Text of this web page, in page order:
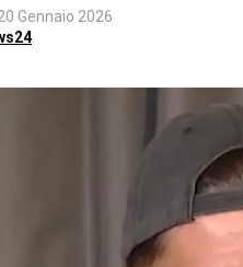
Gennaio 2026